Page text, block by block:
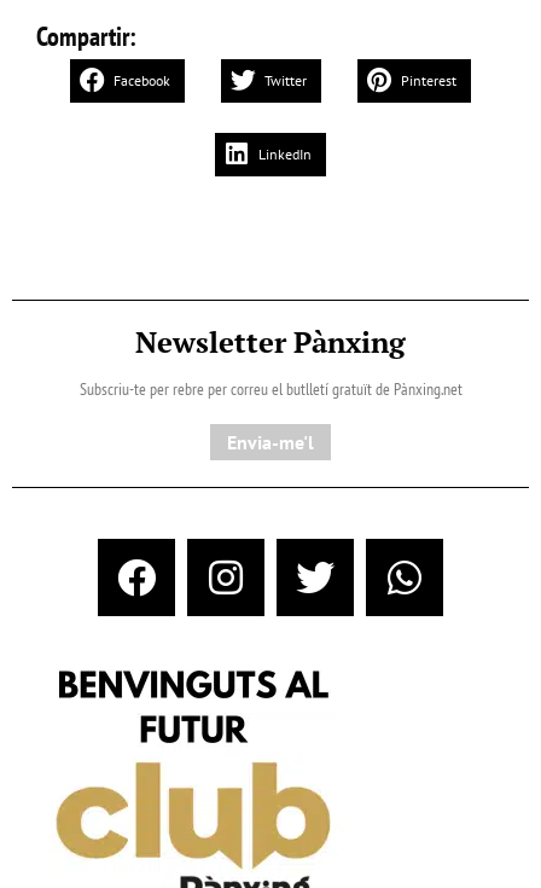
Compartir:
Facebook Twitter Pinterest
LinkedIn
Newsletter Pànxing
Subscriu-te per rebre per correu el butlletí gratuït de Pànxing.net​
Envia-me'l